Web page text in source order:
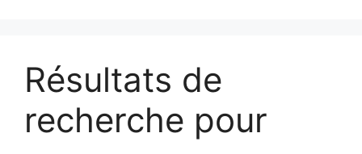
Résultats de
recherche pour